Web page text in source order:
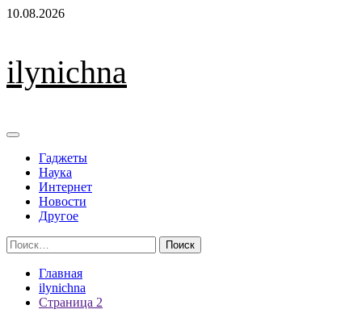
Перейти
10.08.2026
ilynichna
Основное
Гаджеты
Наука
Интернет
Новости
Другое
Найти:
Главная
ilynichna
Страница 2